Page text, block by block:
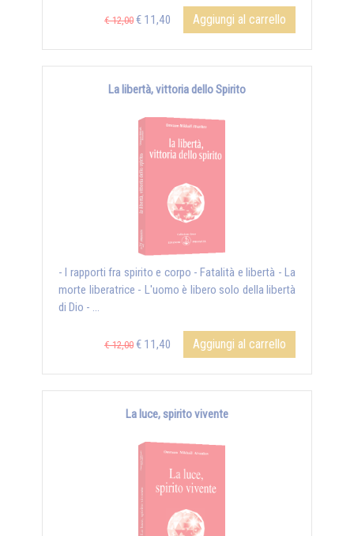
€ 12,00 € 11,40 Aggiungi al carrello
La libertà, vittoria dello Spirito
- I rapporti fra spirito e corpo - Fatalità e libertà - La
morte liberatrice - L'uomo è libero solo della libertà
di Dio - ...
€ 12,00 € 11,40 Aggiungi al carrello
La luce, spirito vivente